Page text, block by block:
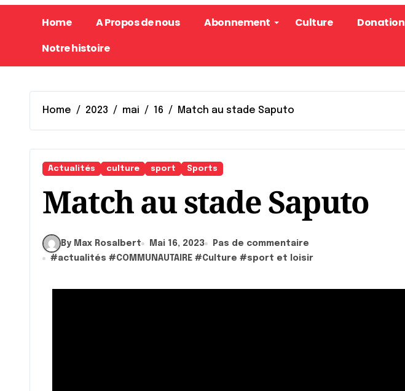
Home A Propos de nous Abonnement Culture Donation
Notre histoire
Home 2023 mai 16 Match au stade Saputo
Actualités culture sport Sports
Match au stade Saputo
By Max Rosalbert Mai 16, 2023
Pas de commentaire
#actualités #COMMUNAUTAIRE #Culture #sport et loisir